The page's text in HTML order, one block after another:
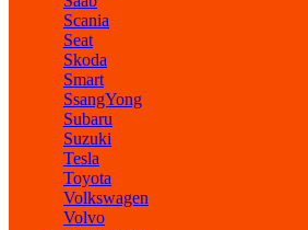
Scania
Seat
Skoda
Smart
SsangYong
Subaru
Suzuki
Tesla
Toyota
Volkswagen
Volvo